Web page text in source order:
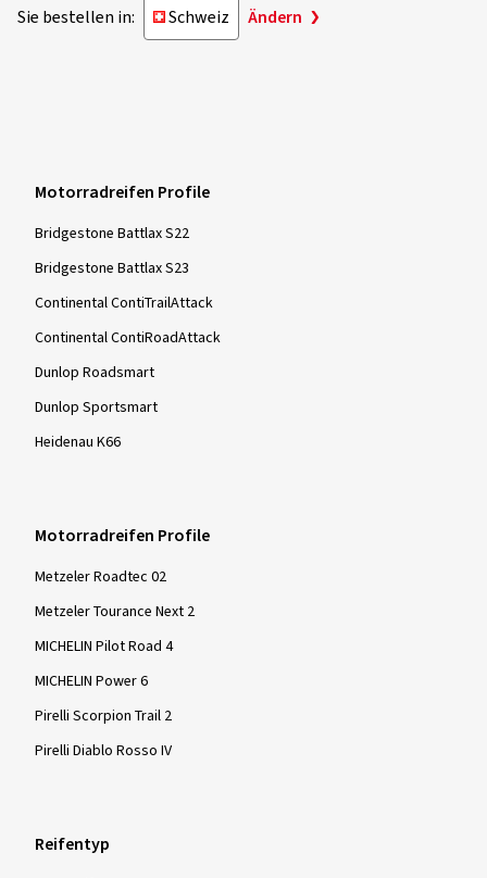
Sie bestellen in: Schweiz Ändern
Motorradreifen Profile
Bridgestone Battlax S22
Bridgestone Battlax S23
Continental ContiTrailAttack
Continental ContiRoadAttack
Dunlop Roadsmart
Dunlop Sportsmart
Heidenau K66
Motorradreifen Profile
Metzeler Roadtec 02
Metzeler Tourance Next 2
MICHELIN Pilot Road 4
MICHELIN Power 6
Pirelli Scorpion Trail 2
Pirelli Diablo Rosso IV
Reifentyp